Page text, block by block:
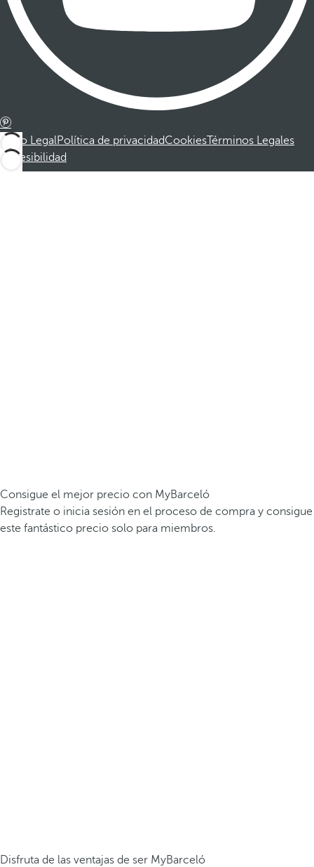
Aviso LegalPolítica de privacidadCookiesTérminos Legales
Accesibilidad
Consigue el mejor precio con MyBarceló
Registrate o inicia sesión en el proceso de compra y consigue
este fantástico precio solo para miembros.
Disfruta de las ventajas de ser MyBarceló